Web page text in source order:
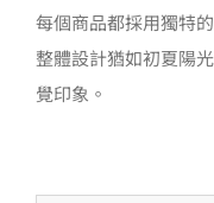
每個商品都採用獨特
整體設計猶如初夏陽
覺印象。